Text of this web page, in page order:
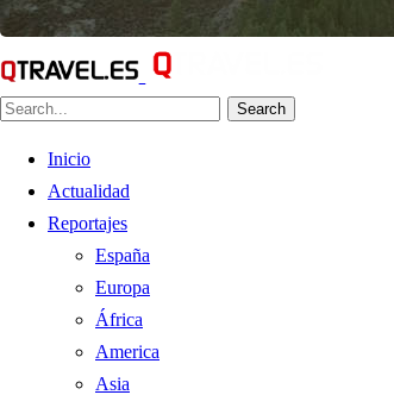
Search
Inicio
Actualidad
Reportajes
España
Europa
África
America
Asia